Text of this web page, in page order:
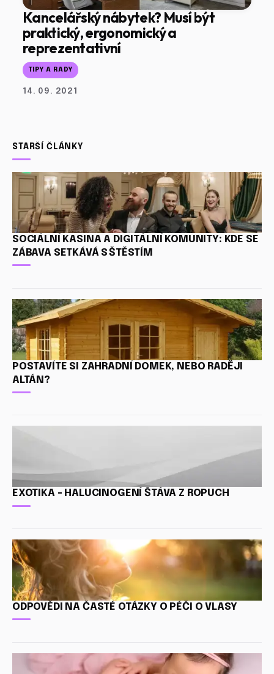
Kancelářský nábytek? Musí být
praktický, ergonomický a
reprezentativní
TIPY A RADY
14. 09. 2021
STARŠÍ ČLÁNKY
SOCIÁLNÍ KASINA A DIGITÁLNÍ KOMUNITY: KDE SE
ZÁBAVA SETKÁVÁ S ŠTĚSTÍM
POSTAVÍTE SI ZAHRADNÍ DOMEK, NEBO RADĚJI
ALTÁN?
EXOTIKA - HALUCINOGENÍ ŠTÁVA Z ROPUCH
ODPOVĚDI NA ČASTÉ OTÁZKY O PÉČI O VLASY